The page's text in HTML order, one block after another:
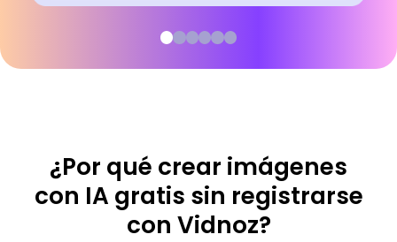
¿Por qué crear imágenes
con IA gratis sin registrarse
con Vidnoz?